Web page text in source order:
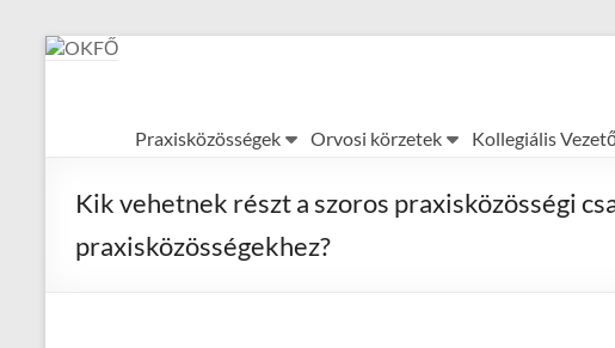
Skip
Praxisközösségek Orvosi körzetek Kollegiális
Kik vehetnek részt a szoros praxisközösségi
praxisközösségekhez?